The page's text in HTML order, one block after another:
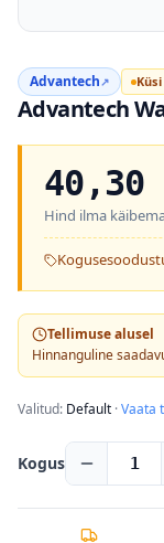
Advantech↗
Advantech
40,30
Hind ilma
Tellimuse alusel
Hinnanguline
Valitud: Default ·Vaata
Kogus 1